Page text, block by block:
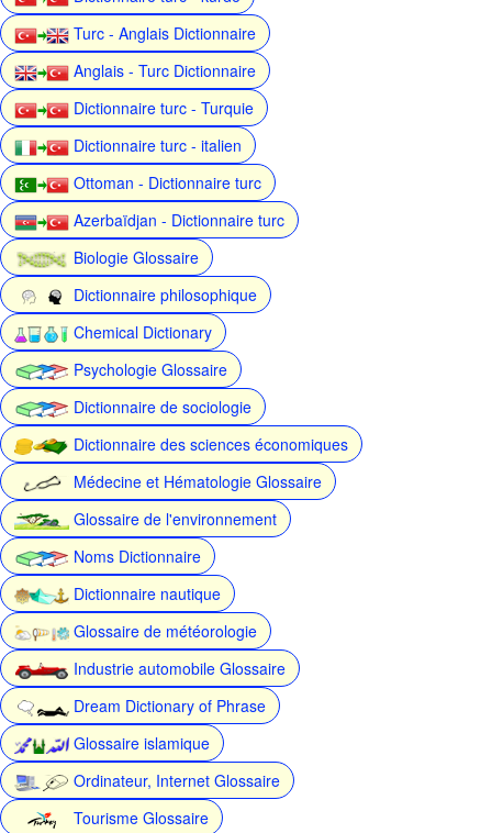
Turc - Anglais Dictionnaire
Anglais - Turc Dictionnaire
Dictionnaire turc - Turquie
Dictionnaire turc - italien
Ottoman - Dictionnaire turc
Azerbaïdjan - Dictionnaire turc
Biologie Glossaire
Dictionnaire philosophique
Chemical Dictionary
Psychologie Glossaire
Dictionnaire de sociologie
Dictionnaire des sciences économiques
Médecine et Hématologie Glossaire
Glossaire de l'environnement
Noms Dictionnaire
Dictionnaire nautique
Glossaire de météorologie
Industrie automobile Glossaire
Dream Dictionary of Phrase
Glossaire islamique
Ordinateur, Internet Glossaire
Tourisme Glossaire